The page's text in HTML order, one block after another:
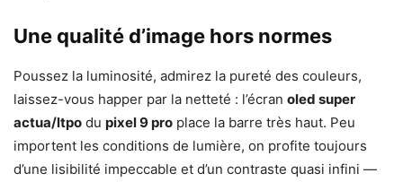
Une qualité d’image hors normes
Poussez la luminosité, admirez la pureté des couleurs,
laissez-vous happer par la netteté : l’écran oled super
actua/ltpo du pixel 9 pro place la barre très haut. Peu
importent les conditions de lumière, on profite toujours
d’une lisibilité impeccable et d’un contraste quasi infini —